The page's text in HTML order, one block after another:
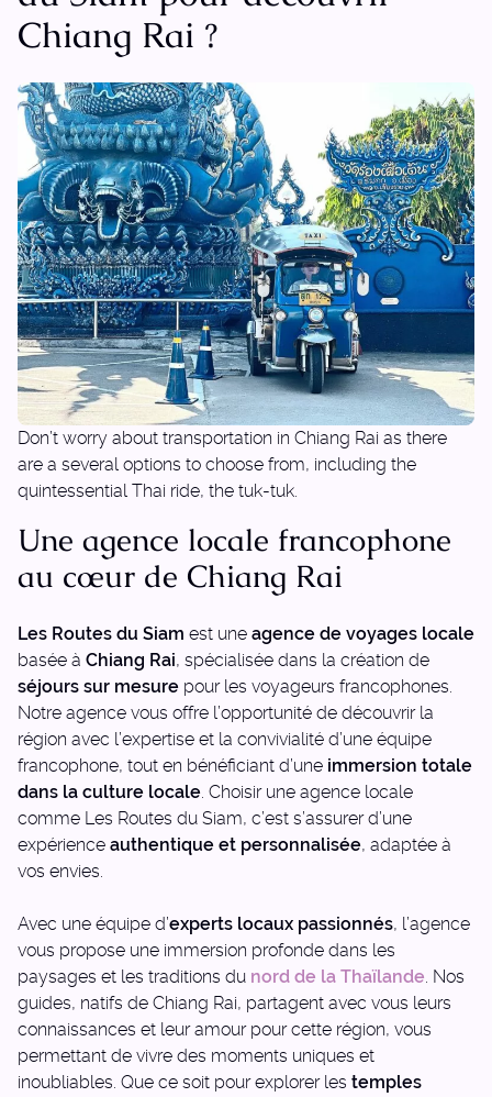
Chiang Rai ?
Don’t worry about transportation in Chiang Rai as there
are a several options to choose from, including the
quintessential Thai ride, the tuk-tuk.
Une agence locale francophone
au cœur de Chiang Rai
Les Routes du Siam est une agence de voyages locale
basée à Chiang Rai, spécialisée dans la création de
séjours sur mesure pour les voyageurs francophones.
Notre agence vous offre l’opportunité de découvrir la
région avec l’expertise et la convivialité d’une équipe
francophone, tout en bénéficiant d’une immersion totale
dans la culture locale. Choisir une agence locale
comme Les Routes du Siam, c’est s’assurer d’une
expérience authentique et personnalisée, adaptée à
vos envies.
Avec une équipe d’experts locaux passionnés, l’agence
vous propose une immersion profonde dans les
paysages et les traditions du nord de la Thaïlande. Nos
guides, natifs de Chiang Rai, partagent avec vous leurs
connaissances et leur amour pour cette région, vous
permettant de vivre des moments uniques et
inoubliables. Que ce soit pour explorer les temples